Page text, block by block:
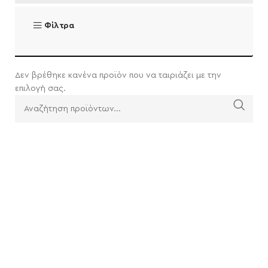
Φίλτρα
Δεν βρέθηκε κανένα προϊόν που να ταιριάζει με την
επιλογή σας.